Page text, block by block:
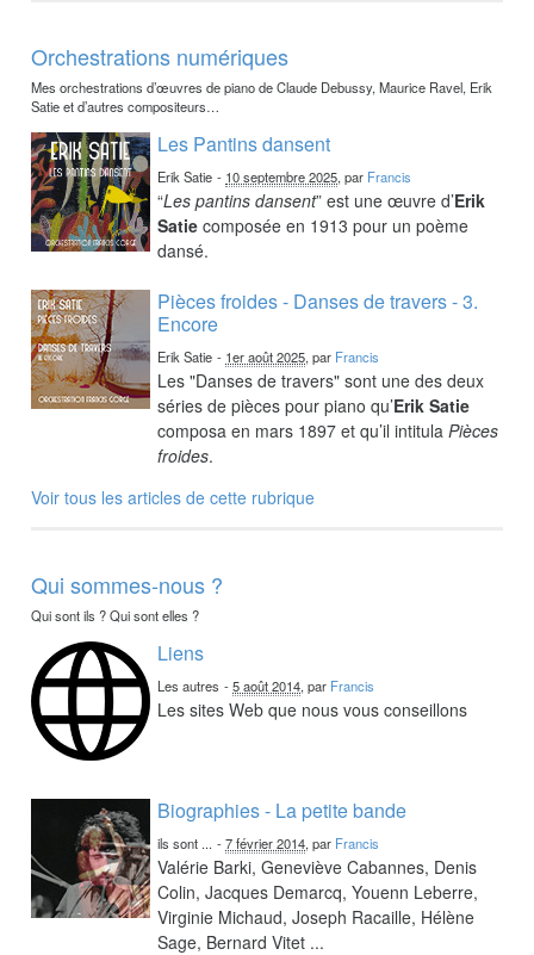
Orchestrations numériques
Mes orchestrations d’œuvres de piano de Claude Debussy, Maurice Ravel, Erik
Satie et d’autres compositeurs…
Les Pantins dansent
Erik Satie - 10 septembre 2025, par Francis
“Les pantins dansent” est une œuvre d’Erik
Satie composée en 1913 pour un poème
dansé.
Pièces froides - Danses de travers - 3.
Encore
Erik Satie - 1er août 2025, par Francis
Les "Danses de travers" sont une des deux
séries de pièces pour piano qu’Erik Satie
composa en mars 1897 et qu’il intitulaPièces
froides.
Voir tous les articles de cette rubrique
Qui sommes-nous ?
Qui sont ils ? Qui sont elles ?
Liens
Les autres -5 août 2014, par Francis
Les sites Web que nous vous conseillons
Biographies - La petite bande
ils sont ... -7 février 2014, par Francis
Valérie Barki, Geneviève Cabannes, Denis
Colin, Jacques Demarcq, Youenn Leberre,
Virginie Michaud, Joseph Racaille, Hélène
Sage, Bernard Vitet ...